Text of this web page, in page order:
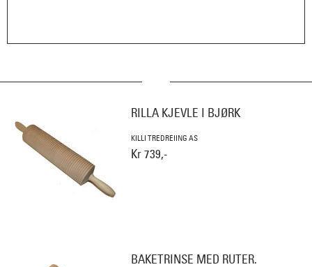
RILLA KJEVLE I BJØRK
KILLI TREDREIING AS
Kr 739,-
BAKETRINSE MED RUTER.